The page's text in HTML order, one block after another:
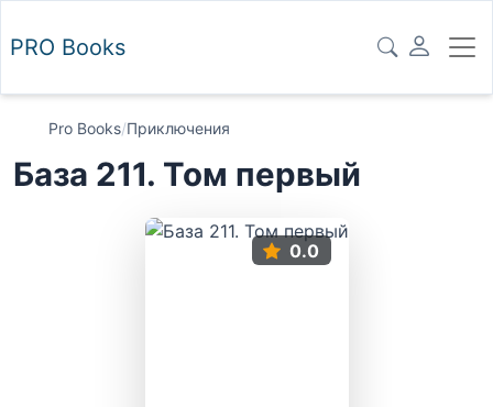
PRO Books
Pro Books/Приключения
База 211. Том первый
0.0